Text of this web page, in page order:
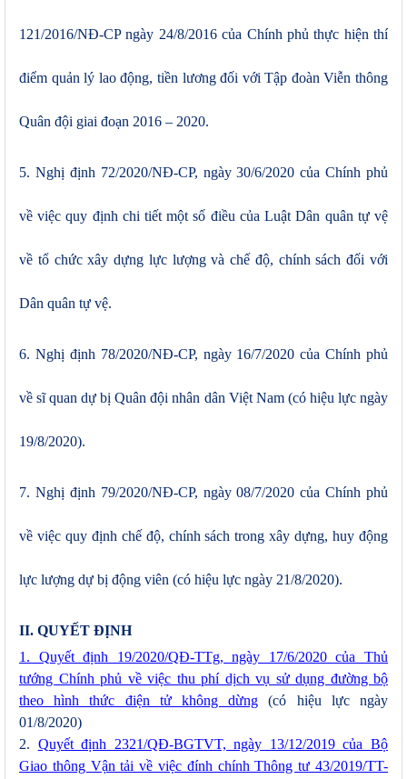
121/2016/NĐ-CP ngày 24/8/2016 của Chính phủ thực hiện thí
điểm quản lý lao động, tiền lương đối với Tập đoàn Viễn thông
Quân đội giai đoạn 2016 – 2020.
5. Nghị định 72/2020/NĐ-CP, ngày 30/6/2020 của Chính phủ
về việc quy định chi tiết một số điều của Luật Dân quân tự vệ
về tổ chức xây dựng lực lượng và chế độ, chính sách đối với
Dân quân tự vệ.
6. Nghị định 78/2020/NĐ-CP, ngày 16/7/2020 của Chính phủ
về sĩ quan dự bị Quân đội nhân dân Việt Nam (có hiệu lực ngày
19/8/2020).
7. Nghị định 79/2020/NĐ-CP, ngày 08/7/2020 của Chính phủ
về việc quy định chế độ, chính sách trong xây dựng, huy động
lực lượng dự bị động viên (có hiệu lực ngày 21/8/2020).
II. QUYẾT ĐỊNH
1. Quyết định 19/2020/QĐ-TTg, ngày 17/6/2020 của Thủ
tướng Chính phủ về việc thu phí dịch vụ sử dụng đường bộ
theo hình thức điện tử không dừng (có hiệu lực ngày
01/8/2020)
2. Quyết định 2321/QĐ-BGTVT, ngày 13/12/2019 của Bộ
Giao thông Vận tải về việc đính chính Thông tư 43/2019/TT-